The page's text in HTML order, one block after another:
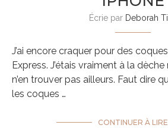
Écrie par Deborah
J’ai encore craquer pour des
Express. J’étais vraiment à la
n’en trouver pas ailleurs. Faut dire
les coques …
CONTINUER À LIRE